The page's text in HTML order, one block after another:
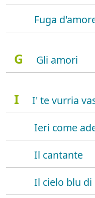
Fuga
G Gli amori
I
I' te vurria
Ieri come
Il cantante
Il cielo blu di